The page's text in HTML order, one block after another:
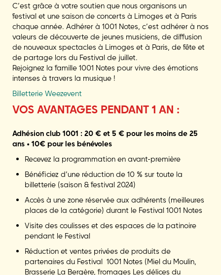
C’est grâce à votre soutien que nous organisons un
festival et une saison de concerts à Limoges et à Paris
chaque année. Adhérer à 1001 Notes, c’est adhérer à nos
valeurs de découverte de jeunes musiciens, de diffusion
de nouveaux spectacles à Limoges et à Paris, de fête et
de partage lors du Festival de juillet.
Rejoignez la famille 1001 Notes pour vivre des émotions
intenses à travers la musique !
Billetterie Weezevent
VOS AVANTAGES PENDANT 1 AN :
Adhésion club 1001 : 20 € et 5 € pour les moins de 25
ans • 10€ pour les bénévoles
Recevez la programmation en avant-première
Bénéficiez d’une réduction de 10 % sur toute la
billetterie (saison & festival 2024)
Accès à une zone réservée aux adhérents (meilleures
places de la catégorie) durant le Festival 1001 Notes
Visite des coulisses et des espaces de la patinoire
pendant le Festival
Réduction et ventes privées de produits de
partenaires du Festival 1001 Notes (Miel du Moulin,
Brasserie La Bergère, fromages Les délices du